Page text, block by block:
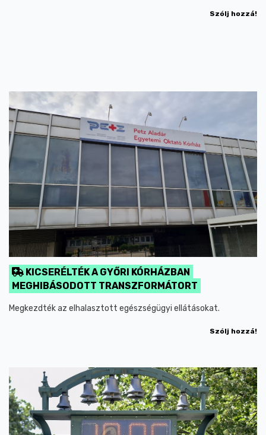
Szólj hozzá!
KICSERÉLTÉK A GYŐRI KÓRHÁZBAN
MEGHIBÁSODOTT TRANSZFORMÁTORT
Megkezdték az elhalasztott egészségügyi ellátásokat.
Szólj hozzá!